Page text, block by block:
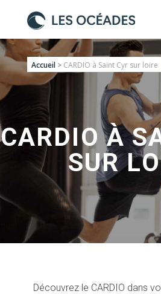
Accueil> CARDIO à Saint Cyr sur loire
CARDIO À
SUR
Découvrez le CARDIO dans